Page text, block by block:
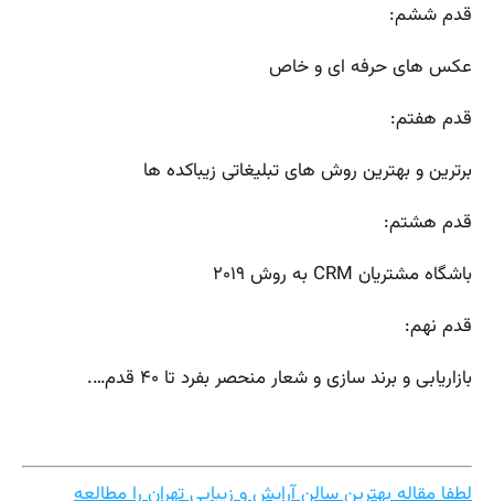
قدم ششم:
عکس های حرفه ای و خاص
قدم هفتم:
برترین و بهترین روش های تبلیغاتی زیباکده ها
قدم هشتم:
باشگاه مشتریان CRM به روش ۲۰۱۹
قدم نهم:
بازاریابی و برند سازی و شعار منحصر بفرد تا ۴۰ قدم….
لطفا مقاله بهترین سالن آرایش و زیبایی تهران را مطالعه